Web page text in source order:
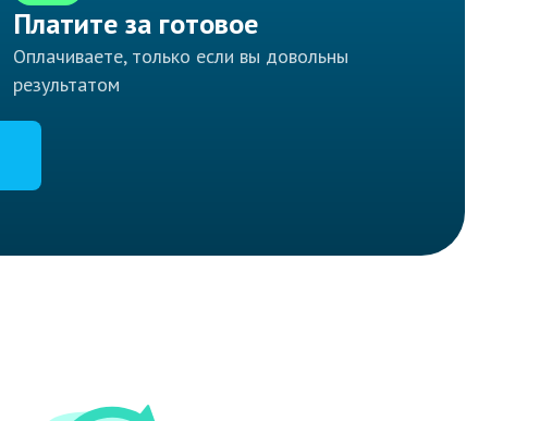
Платите за готовое
Оплачиваете, только если вы довольны
результатом